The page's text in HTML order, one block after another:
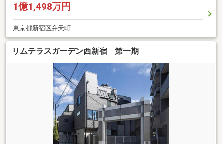
1億1,498万円
東京都新宿区弁天町
リムテラスガーデン西新宿 第一期